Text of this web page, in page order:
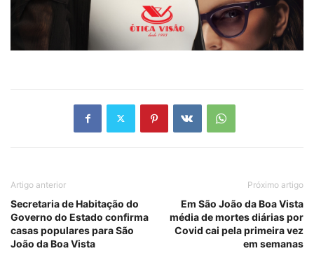
Artigo anterior
Secretaria de Habitação do
Governo do Estado confirma
casas populares para São
João da Boa Vista
Próximo artigo
Em São João da Boa Vista
média de mortes diárias por
Covid cai pela primeira vez
em semanas